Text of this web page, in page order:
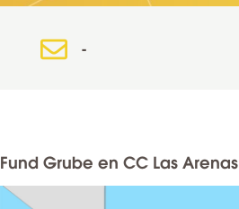
-
Fund Grube en CC Las Arenas